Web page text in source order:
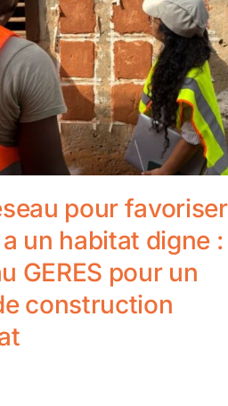
pour favoriser
a un habitat digne :
GERES pour un
construction